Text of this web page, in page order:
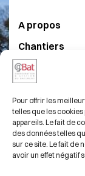
Pour offrir les
telles que les
appareils. Le fait de
des données telles
sur ce site. Le fait de
avoir un effet négatif
A propos
Chantiers
Compétences
03 82 50
29 Rue